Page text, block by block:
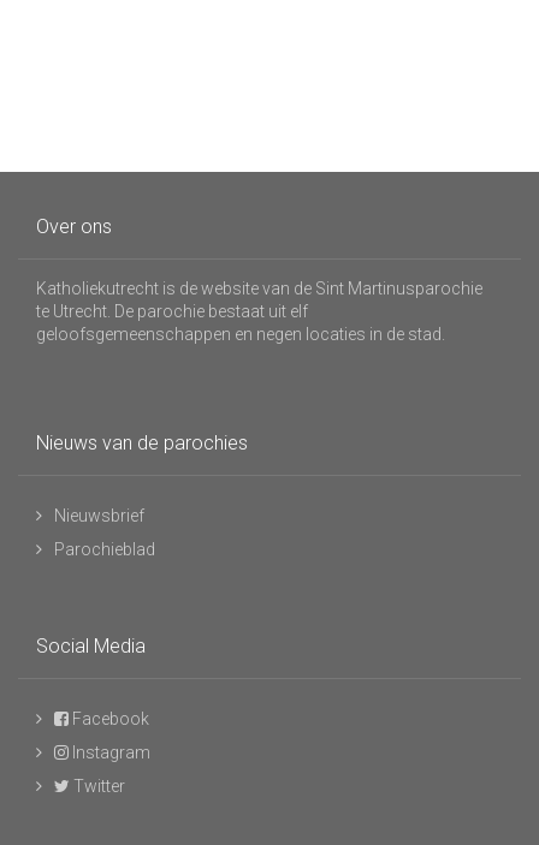
Over ons
Katholiekutrecht is de website van de Sint Martinusparochie
te Utrecht. De parochie bestaat uit elf
geloofsgemeenschappen en negen locaties in de stad.
Nieuws van de parochies
Nieuwsbrief
Parochieblad
Social Media
Facebook
Instagram
Twitter